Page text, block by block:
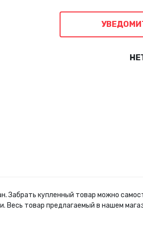
Забрать купленный товар можно
Весь товар предлагаемый в нашем